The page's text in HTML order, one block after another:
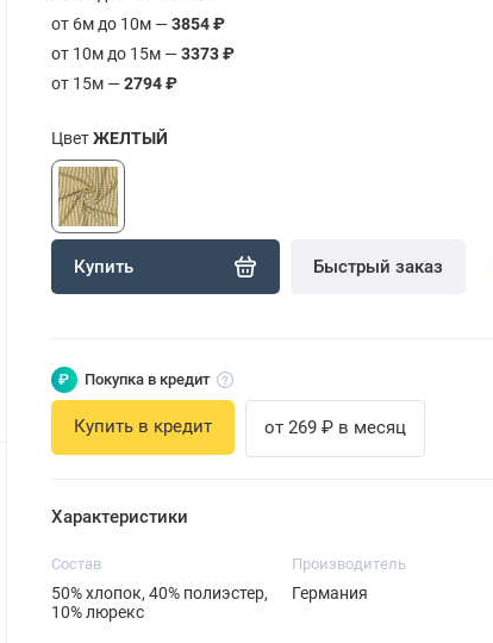
от 6м до 10м —3854 ₽
от 10м до 15м —3373 ₽
от 15м —2794 ₽
ЦветЖЕЛТЫЙ
Купить Быстрый заказ
₽ Покупка в кредит
Купить в кредит от 269 ₽ в месяц
Характеристики
Состав
50% хлопок, 40% полиэстер,
10% люрекс
Производитель
Германия